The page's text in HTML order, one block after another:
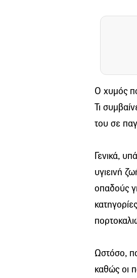
Ο χυμός
Τι
του σε
Γενικά,
υγιεινή
οπαδούς
Ωστόσο,
καθώς οι